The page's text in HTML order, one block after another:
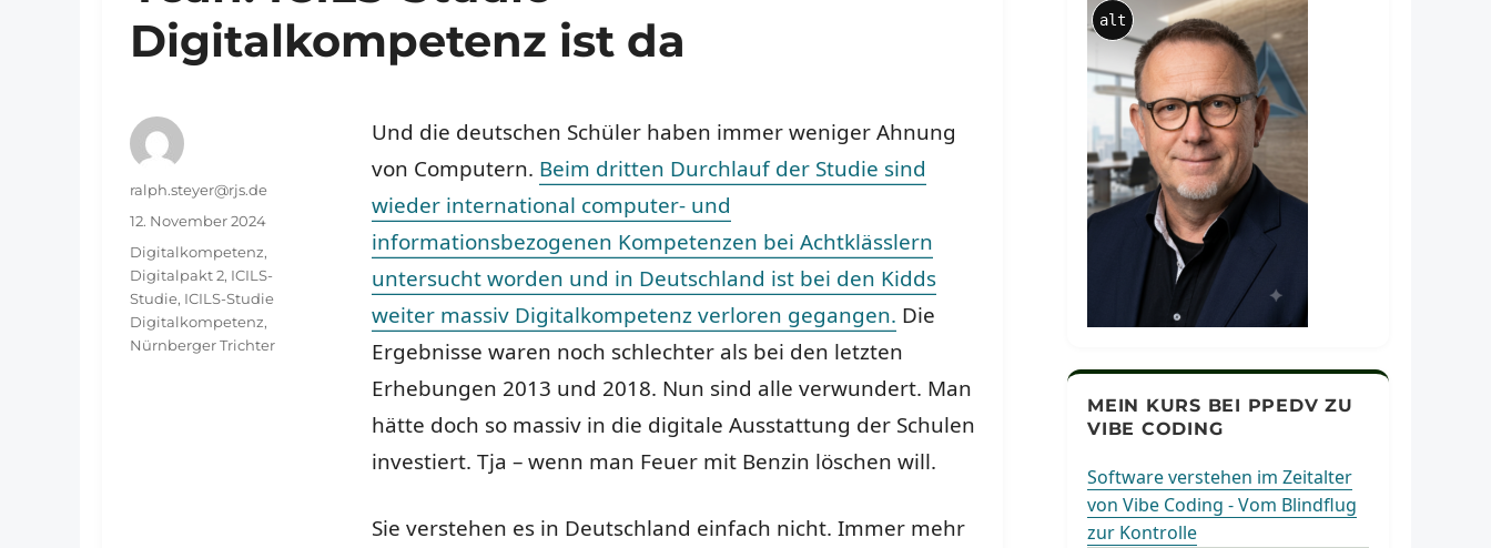
Digitalkompetenz ist da
Und die deutschen Schüler haben immer weniger Ahnung
von Computern. Beim dritten Durchlauf der Studie sind
wieder international computer- und
informationsbezogenen Kompetenzen bei Achtklässlern
untersucht worden und in Deutschland ist bei den Kidds
weiter massiv Digitalkompetenz verloren gegangen. Die
Ergebnisse waren noch schlechter als bei den letzten
Erhebungen 2013 und 2018. Nun sind alle verwundert. Man
hätte doch so massiv in die digitale Ausstattung der Schulen
investiert. Tja – wenn man Feuer mit Benzin löschen will.
Sie verstehen es in Deutschland einfach nicht. Immer mehr
Autor
ralph.steyer@rjs.de
Veröffentlicht
am
12. November 2024
Schlagwörter
Digitalkompetenz,
Digitalpakt 2, ICILS-
Studie, ICILS-Studie
Digitalkompetenz,
Nürnberger Trichter
alt
MEIN KURS BEI PPEDV ZU
VIBE CODING
Software verstehen im Zeitalter
von Vibe Coding - Vom Blindflug
zur Kontrolle